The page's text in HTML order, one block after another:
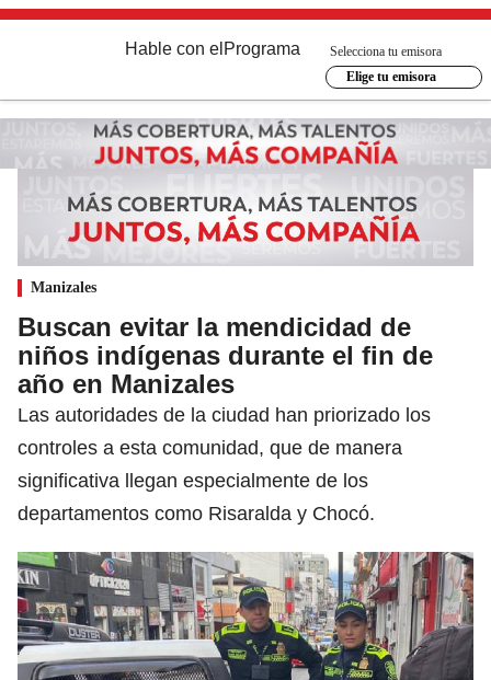
Hable con el Programa
Selecciona tu emisora
Elige tu emisora
Manizales
Buscan evitar la mendicidad de
niños indígenas durante el fin de
año en Manizales
Las autoridades de la ciudad han priorizado los
controles a esta comunidad, que de manera
significativa llegan especialmente de los
departamentos como Risaralda y Chocó.